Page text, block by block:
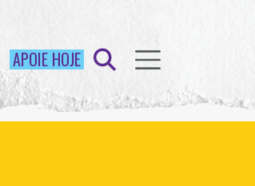
APOIE HOJE